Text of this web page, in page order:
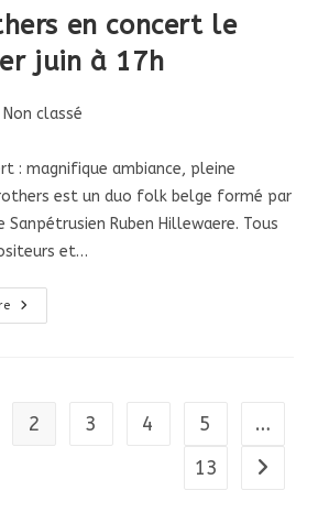
en concert le
juin à 17h
Non classé
: magnifique ambiance, pleine
est un duo folk belge formé par
Sanpétrusien Ruben Hillewaere. Tous
et…
Barnill
Brothers
Juin
page
2 3 4 5
…
13
Aller à